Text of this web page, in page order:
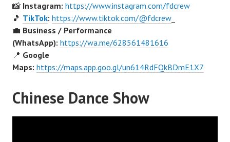
📸 Instagram: https://www.instagram.com/fdcrew
🎵 TikTok: https://www.tiktok.com/@fdcrew
💼 Business / Performance
(WhatsApp): https://wa.me/628561481616
📍 Google
Maps: https://maps.app.goo.gl/un614RdFQkBDmE1X7
Chinese Dance Show